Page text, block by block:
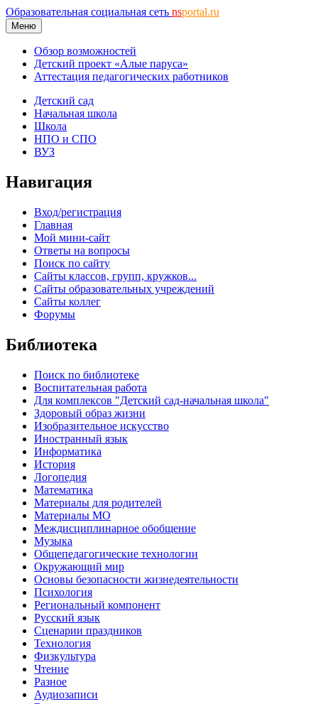
Образовательная социальная сеть nsportal.ru
Меню
Обзор возможностей
Детский проект «Алые паруса»
Аттестация педагогических работников
Детский сад
Начальная школа
Школа
НПО и СПО
ВУЗ
Навигация
Вход/регистрация
Главная
Мой мини-сайт
Ответы на вопросы
Поиск по сайту
Сайты классов, групп, кружков...
Сайты образовательных учреждений
Сайты коллег
Форумы
Библиотека
Поиск по библиотеке
Воспитательная работа
Для комплексов "Детский сад-начальная школа"
Здоровый образ жизни
Изобразительное искусство
Иностранный язык
Информатика
История
Логопедия
Математика
Материалы для родителей
Материалы МО
Междисциплинарное обобщение
Музыка
Общепедагогические технологии
Окружающий мир
Основы безопасности жизнедеятельности
Психология
Региональный компонент
Русский язык
Сценарии праздников
Технология
Физкультура
Чтение
Разное
Аудиозаписи